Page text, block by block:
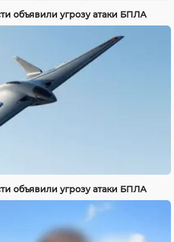
объявили угрозу атаки БПЛА
объявили угрозу атаки БПЛА